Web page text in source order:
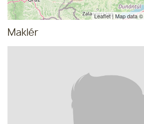
Leaflet| Map data ©
Maklér